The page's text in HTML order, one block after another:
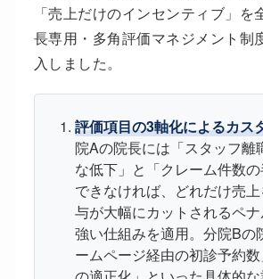
「売上だけのインセンティブ」を
長専用・多角評価マネジメント制
入しました。
評価項目の3軸化によるカス
院Aの院長には「スタッフ離
な低下」と「クレーム件数
できなければ、どれだけ売
与が大幅にカットされるペ
強い仕組みを適用。分院Bの
ームページ経由の初診予約